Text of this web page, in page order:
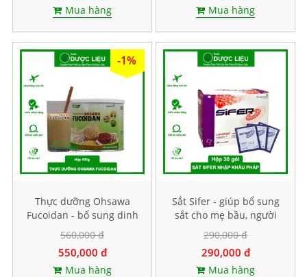
Mua hàng Mua hàng
-1%
Thực dưỡng Ohsawa
Fucoidan - bổ sung dinh
dưỡng bằng thực vật,
không chứa đậu nành.
Hộp 500g
560,000 đ
550,000 đ
Mua hàng
Sắt Sifer - giúp bổ sung
sắt cho mẹ bầu, người
thiếu máu. Hộp 30 gói
290,000 đ
290,000 đ
Mua hàng